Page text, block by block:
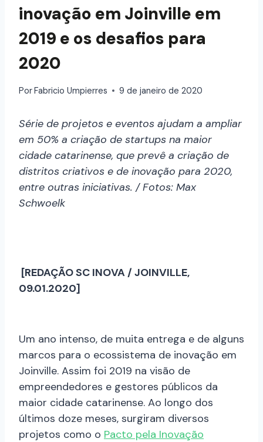
inovação em Joinville em
2019 e os desafios para
2020
PorFabricio Umpierres 9 de janeiro de 2020
Série de projetos e eventos ajudam a ampliar
em 50% a criação de startups na maior
cidade catarinense, que prevê a criação de
distritos criativos e de inovação para 2020,
entre outras iniciativas. / Fotos: Max
Schwoelk
[REDAÇÃO SC INOVA / JOINVILLE,
09.01.2020]
Um ano intenso, de muita entrega e de alguns
marcos para o ecossistema de inovação em
Joinville. Assim foi 2019 na visão de
empreendedores e gestores públicos da
maior cidade catarinense. Ao longo dos
últimos doze meses, surgiram diversos
projetos como o Pacto pela Inovação